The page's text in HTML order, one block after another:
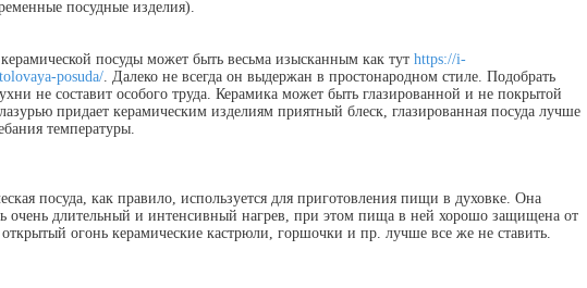
посудные изделия).
посуды может быть весьма изысканным как тут https://i-
posuda/. Далеко не всегда он выдержан в простонародном стиле. Подобрать
не составит особого труда. Керамика может быть глазированной и не покрытой
придает керамическим изделиям приятный блеск, глазированная посуда лучше
температуры.
посуда, как правило, используется для приготовления пищи в духовке. Она
очень длительный и интенсивный нагрев, при этом пища в ней хорошо защищена от
огонь керамические кастрюли, горшочки и пр. лучше все же не ставить.